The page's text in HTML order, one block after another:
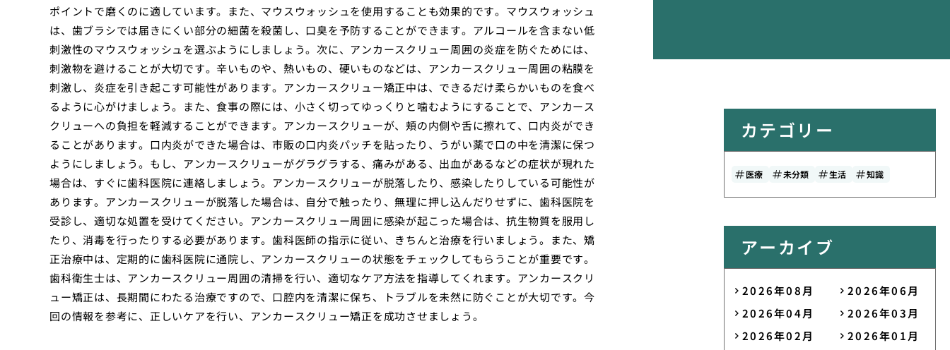
ポイントで磨くのに適しています。また、マウスウォッシュを使用することも効果的です。マウスウォッシュ
は、歯ブラシでは届きにくい部分の細菌を殺菌し、口臭を予防することができます。アルコールを含まない低
刺激性のマウスウォッシュを選ぶようにしましょう。次に、アンカースクリュー周囲の炎症を防ぐためには、
刺激物を避けることが大切です。辛いものや、熱いもの、硬いものなどは、アンカースクリュー周囲の粘膜を
刺激し、炎症を引き起こす可能性があります。アンカースクリュー矯正中は、できるだけ柔らかいものを食べ
るように心がけましょう。また、食事の際には、小さく切ってゆっくりと噛むようにすることで、アンカース
クリューへの負担を軽減することができます。アンカースクリューが、頬の内側や舌に擦れて、口内炎ができ
ることがあります。口内炎ができた場合は、市販の口内炎パッチを貼ったり、うがい薬で口の中を清潔に保つ
ようにしましょう。もし、アンカースクリューがグラグラする、痛みがある、出血があるなどの症状が現れた
場合は、すぐに歯科医院に連絡しましょう。アンカースクリューが脱落したり、感染したりしている可能性が
あります。アンカースクリューが脱落した場合は、自分で触ったり、無理に押し込んだりせずに、歯科医院を
受診し、適切な処置を受けてください。アンカースクリュー周囲に感染が起こった場合は、抗生物質を服用し
たり、消毒を行ったりする必要があります。歯科医師の指示に従い、きちんと治療を行いましょう。また、矯
正治療中は、定期的に歯科医院に通院し、アンカースクリューの状態をチェックしてもらうことが重要です。
歯科衛生士は、アンカースクリュー周囲の清掃を行い、適切なケア方法を指導してくれます。アンカースクリ
ュー矯正は、長期間にわたる治療ですので、口腔内を清潔に保ち、トラブルを未然に防ぐことが大切です。今
回の情報を参考に、正しいケアを行い、アンカースクリュー矯正を成功させましょう。
カテゴリー
医療 未分類 生活 知識
アーカイブ
2026年08月
2026年06月
2026年04月
2026年03月
2026年02月
2026年01月